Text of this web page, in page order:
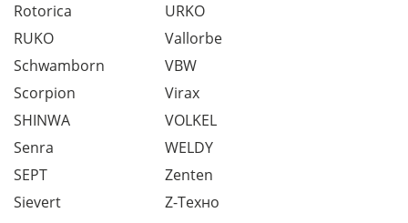
Rotorica
RUKO
Schwamborn
Scorpion
SHINWA
Senra
SEPT
Sievert
URKO
Vallorbe
VBW
Virax
VOLKEL
WELDY
Zenten
Z-Техно